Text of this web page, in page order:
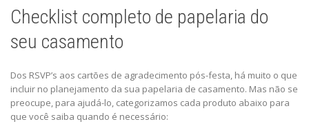
Checklist completo de papelaria do
seu casamento
Dos RSVP’s aos cartões de agradecimento pós-festa, há muito o que
incluir no planejamento da sua papelaria de casamento. Mas não se
preocupe, para ajudá-lo, categorizamos cada produto abaixo para
que você saiba quando é necessário: